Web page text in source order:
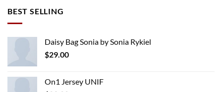
BEST SELLING
Daisy Bag Sonia by Sonia Rykiel
$29.00
On1 Jersey UNIF